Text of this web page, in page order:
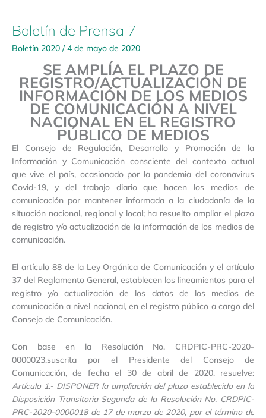
Boletín de Prensa 7
Boletín 2020 /4 de mayo de 2020
SE AMPLÍA EL PLAZO DE
REGISTRO/ACTUALIZACIÓN DE
INFORMACIÓN DE LOS MEDIOS
DE COMUNICACIÓN A NIVEL
NACIONAL EN EL REGISTRO
PÚBLICO DE MEDIOS
El Consejo de Regulación, Desarrollo y Promoción de la
Información y Comunicación consciente del contexto actual
que vive el país, ocasionado por la pandemia del coronavirus
Covid-19, y del trabajo diario que hacen los medios de
comunicación por mantener informada a la ciudadanía de la
situación nacional, regional y local; ha resuelto ampliar el plazo
de registro y/o actualización de la información de los medios de
comunicación.
El artículo 88 de la Ley Orgánica de Comunicación y el artículo
37 del Reglamento General, establecen los lineamientos para el
registro y/o actualización de los datos de los medios de
comunicación a nivel nacional, en el registro público a cargo del
Consejo de Comunicación.
Con base en la Resolución No. CRDPIC-PRC-2020-
0000023,suscrita por el Presidente del Consejo de
Comunicación, de fecha el 30 de abril de 2020, resuelve:
Artículo 1.- DISPONER la ampliación del plazo establecido en la
Disposición Transitoria Segunda de la Resolución No. CRDPIC-
PRC-2020-0000018 de 17 de marzo de 2020, por el término de
Boletín
Prensa